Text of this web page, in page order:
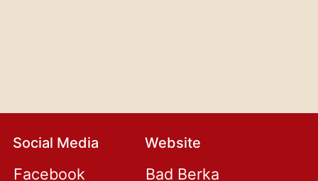
Social Media
Facebook
Website
Bad Berka